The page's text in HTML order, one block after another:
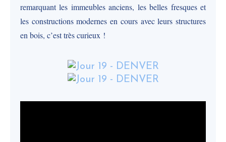
remarquant les immeubles anciens, les belles fresques et
les constructions modernes en cours avec leurs structures
en bois, c’est très curieux !